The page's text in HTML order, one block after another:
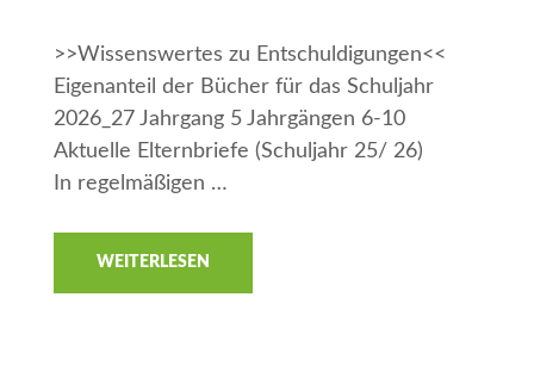
>>Wissenswertes zu Entschuldigungen<<
Eigenanteil der Bücher für das Schuljahr
2026_27 Jahrgang 5 Jahrgängen 6-10
Aktuelle Elternbriefe (Schuljahr 25/ 26)
In regelmäßigen …
WEITERLESEN